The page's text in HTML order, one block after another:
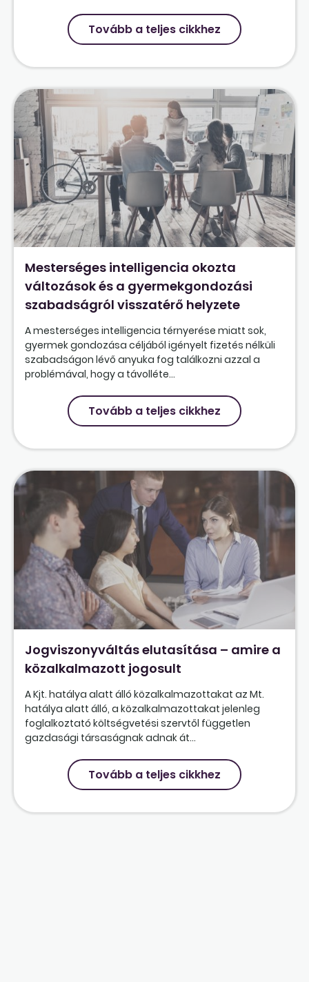
Tovább a teljes cikkhez
Mesterséges intelligencia okozta
változások és a gyermekgondozási
szabadságról visszatérő helyzete
A mesterséges intelligencia térnyerése miatt sok,
gyermek gondozása céljából igényelt fizetés nélküli
szabadságon lévő anyuka fog találkozni azzal a
problémával, hogy a távolléte...
Tovább a teljes cikkhez
Jogviszonyváltás elutasítása – amire a
közalkalmazott jogosult
A Kjt. hatálya alatt álló közalkalmazottakat az Mt.
hatálya alatt álló, a közalkalmazottakat jelenleg
foglalkoztató költségvetési szervtől független
gazdasági társaságnak adnak át...
Tovább a teljes cikkhez